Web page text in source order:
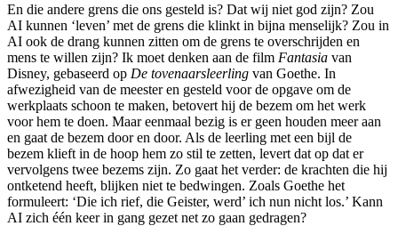
En die andere grens die ons gesteld is? Dat wij niet god zijn? Zou
AI kunnen ‘leven’ met de grens die klinkt in bijna menselijk? Zou in
AI ook de drang kunnen zitten om de grens te overschrijden en
mens te willen zijn? Ik moet denken aan de film Fantasia van
Disney, gebaseerd op De tovenaarsleerling van Goethe. In
afwezigheid van de meester en gesteld voor de opgave om de
werkplaats schoon te maken, betovert hij de bezem om het werk
voor hem te doen. Maar eenmaal bezig is er geen houden meer aan
en gaat de bezem door en door. Als de leerling met een bijl de
bezem klieft in de hoop hem zo stil te zetten, levert dat op dat er
vervolgens twee bezems zijn. Zo gaat het verder: de krachten die hij
ontketend heeft, blijken niet te bedwingen. Zoals Goethe het
formuleert: ‘Die ich rief, die Geister, werd’ ich nun nicht los.’ Kann
AI zich één keer in gang gezet net zo gaan gedragen?